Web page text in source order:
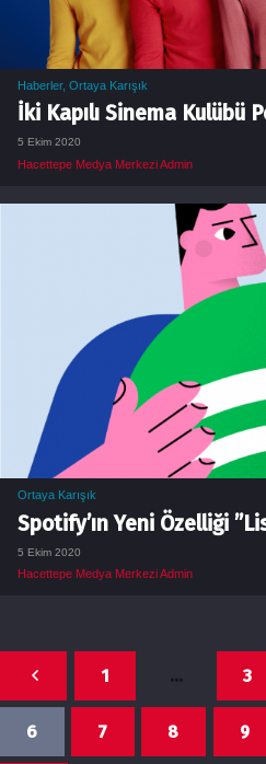
Haberler, Ortaya Karışık
İki Kapılı Sinema Kulübü
5 Ekim 2020
Hacettepe Medya Merkezi Admin
Ortaya Karışık
Spotify’ın Yeni Özelliği
5 Ekim 2020
Hacettepe Medya Merkezi Admin
1 … 3
6 7 8 9